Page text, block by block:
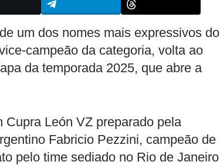
um dos nomes mais expressivos do
campeão da categoria, volta ao
da temporada 2025, que abre a
León VZ preparado pela
Fabricio Pezzini, campeão de
pelo time sediado no Rio de Janeiro